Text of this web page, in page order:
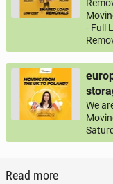
- Full
We
Read more